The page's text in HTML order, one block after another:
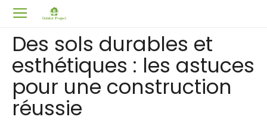
Des sols durables et
esthétiques : les astuces
pour une construction
réussie